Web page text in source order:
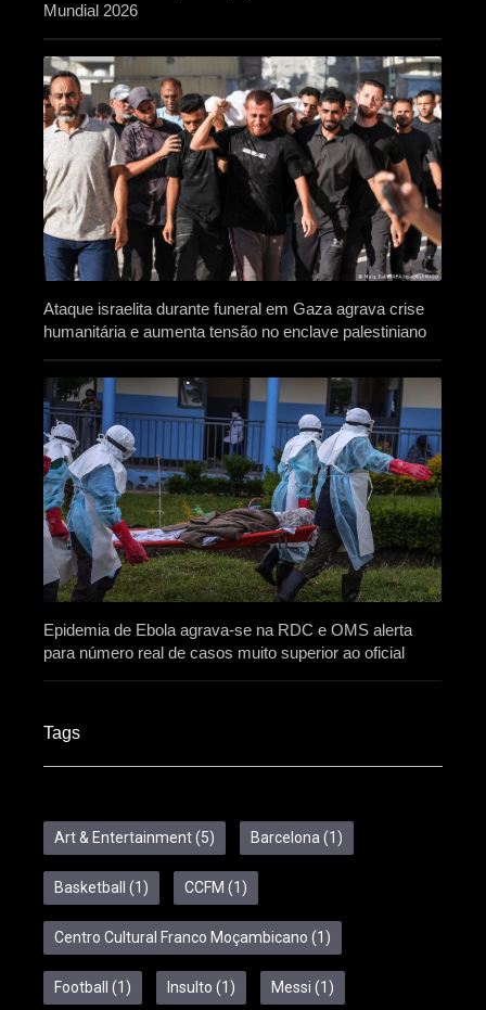
Mundial 2026
Ataque israelita durante funeral em Gaza agrava crise
humanitária e aumenta tensão no enclave palestiniano
Epidemia de Ebola agrava-se na RDC e OMS alerta
para número real de casos muito superior ao oficial
Tags
Art & Entertainment(5) Barcelona (1)
Basketball (1) CCFM (1)
Centro Cultural Franco Moçambicano (1)
Football (1) Insulto (1) Messi (1)